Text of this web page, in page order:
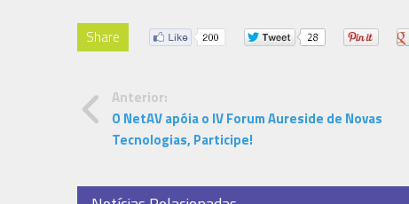
Share
Anterior:
O NetAV apóia o IV Forum Aureside de Novas
Tecnologias, Participe!